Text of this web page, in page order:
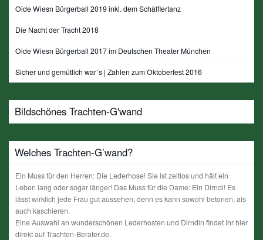
Oide Wiesn Bürgerball 2019 inkl. dem Schäfflertanz
Die Nacht der Tracht 2018
Oide Wiesn Bürgerball 2017 im Deutschen Theater München
Sicher und gemütlich war´s | Zahlen zum Oktoberfest 2016
Bildschönes Trachten-G'wand
Welches Trachten-G’wand?
Ein Muss für den Herren: Die Lederhose! Sie ist zeitlos und hält ein
Leben lang oder sogar länger! Das Muss für die Dame: Ein Dirndl! Es
lässt wirklich jede Frau gut aussehen, denn es kann sowohl betonen, als
auch kaschieren.
Eine Auswahl an wunderschönen Lederhosten und Dirndln findet Ihr hier
direkt auf Trachten-Berater.de.